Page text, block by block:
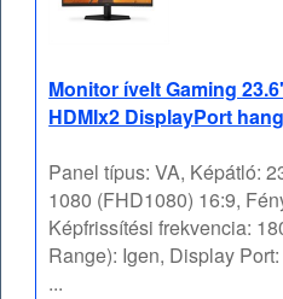
Monitor ívelt Gaming
HDMIx2 DisplayPort
Panel típus: VA, Képátló:
1080 (FHD1080) 16:9,
Képfrissítési frekvencia:
Range): Igen, Display
...